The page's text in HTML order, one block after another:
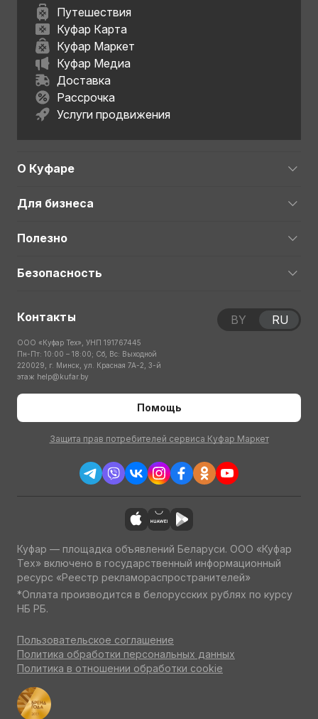
Путешествия
Куфар Карта
Куфар Маркет
Куфар Медиа
Доставка
Рассрочка
Услуги продвижения
О Куфаре
Для бизнеса
Полезно
Безопасность
Контакты
ООО «Куфар Тех», УНП 191767445
Пн-Пт: 10:00 – 18:00; Сб, Вс: Выходной
220029, г. Минск, ул. Красная 7А-2, 3-й
этаж help@kufar.by
Помощь
Защита прав потребителей сервиса Куфар Маркет
BY RU
Куфар — площадка объявлений Беларуси. ООО «Куфар
Тех» включено в государственный информационный
ресурс «Реестр рекламораспространителей»
*Оплата производится в белорусских рублях по курсу
НБ РБ.
Пользовательское соглашение
Политика обработки персональных данных
Политика в отношении обработки cookie